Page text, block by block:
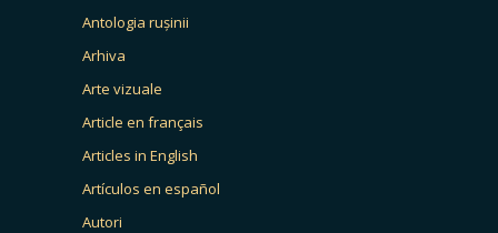
Antologia rușinii
Arhiva
Arte vizuale
Article en français
Articles in English
Artículos en español
Autori